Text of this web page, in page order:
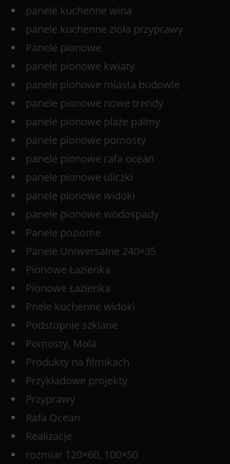
panele kuchenne wina
panele kuchenne zioła przyprawy
Panele pionowe
panele pionowe kwiaty
panele pionowe miasta budowle
panele pionowe nowe trendy
panele pionowe plaże palmy
panele pionowe pomosty
panele pionowe rafa ocean
panele pionowe uliczki
panele pionowe widoki
panele pionowe wodospady
Panele poziome
Panele Uniwersalne 240×35
Pionowe Łazienka
Pionowe Łazienka
Pnele kuchenne widoki
Podstopnie szklane
Pomosty, Mola
Produkty na filmikach
Przykładowe projekty
Przyprawy
Rafa Ocean
Realizacje
rozmiar 120×60, 100×50